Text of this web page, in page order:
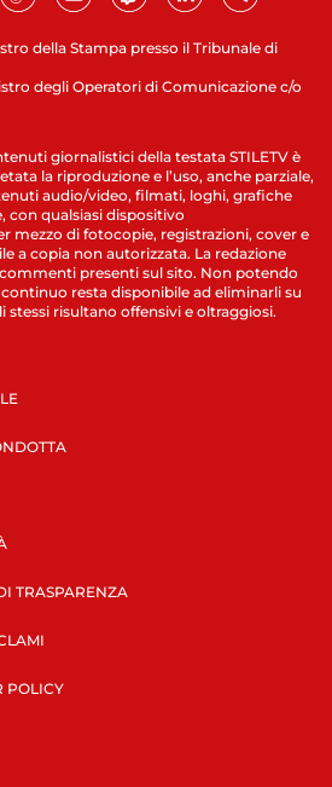
della Stampa presso il Tribunale di
degli Operatori di Comunicazione c/o
giornalistici della testata STILETV è
la riproduzione e l’uso, anche parziale,
audio/video, filmati, loghi, grafiche
con qualsiasi dispositivo
mezzo di fotocopie, registrazioni, cover e
a copia non autorizzata. La redazione
presenti sul sito. Non potendo
resta disponibile ad eliminarli su
stessi risultano offensivi e oltraggiosi.
TRASPARENZA
POLICY